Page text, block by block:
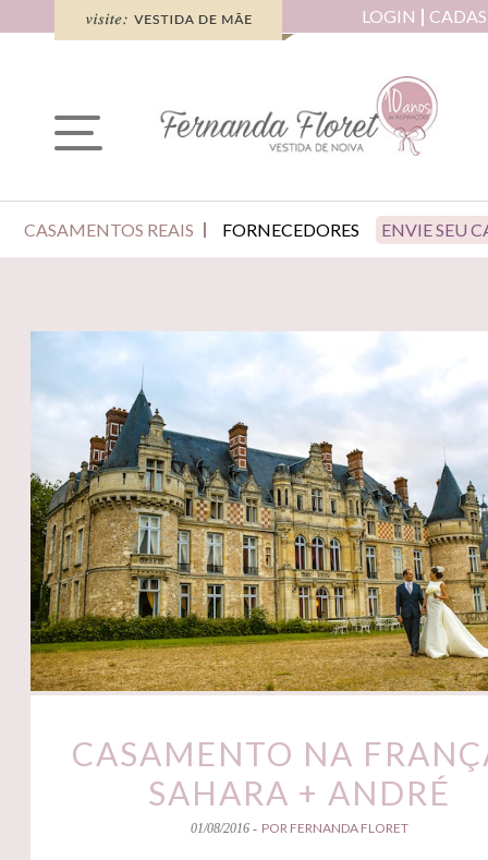
LOGIN
CASAMENTOS REAIS FORNECEDORES ENVIE SEU
CASAMENTO NA
SAHARA + ANDRÉ
01/08/2016 - POR FERNANDA FLORET